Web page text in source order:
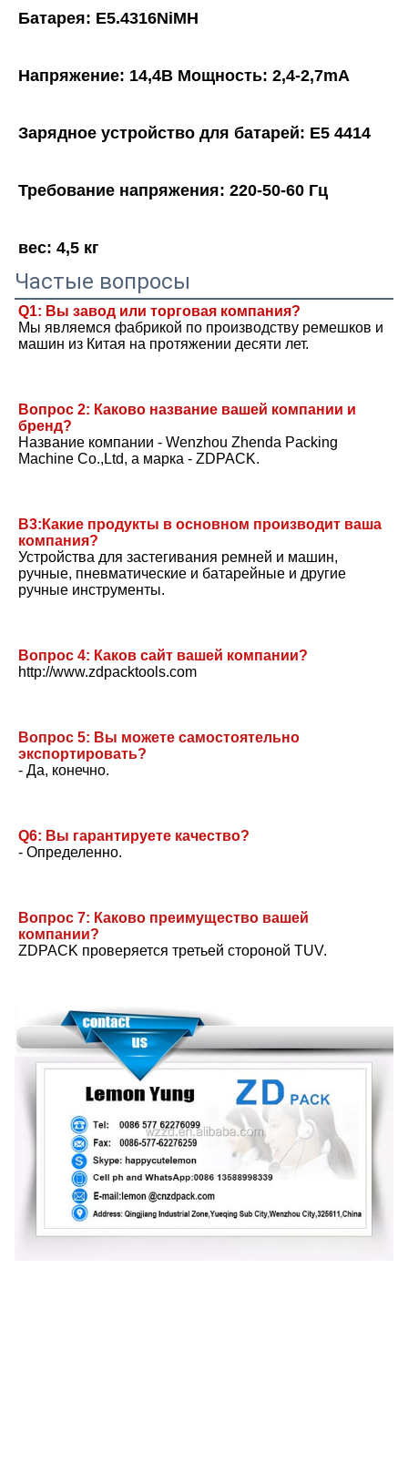
Батарея: E5.4316NiMH
Напряжение: 14,4В Мощность: 2,4-2,7mA
Зарядное устройство для батарей: E5 4414
Требование напряжения: 220-50-60 Гц
вес: 4,5 кг
Частые вопросы
Q1: Вы завод или торговая компания?
Мы являемся фабрикой по производству ремешков и
машин из Китая на протяжении десяти лет.
Вопрос 2: Каково название вашей компании и
бренд?
Название компании - Wenzhou Zhenda Packing
Machine Co.,Ltd, а марка - ZDPACK.
В3:Какие продукты в основном производит ваша
компания?
Устройства для застегивания ремней и машин,
ручные, пневматические и батарейные и другие
ручные инструменты.
Вопрос 4: Каков сайт вашей компании?
http://www.zdpacktools.com
Вопрос 5: Вы можете самостоятельно
экспортировать?
- Да, конечно.
Q6: Вы гарантируете качество?
- Определенно.
Вопрос 7: Каково преимущество вашей
компании?
ZDPACK проверяется третьей стороной TUV.